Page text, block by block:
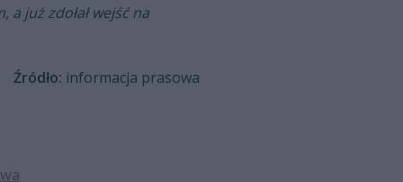
już zdołał wejść na
Źródło: informacja prasowa